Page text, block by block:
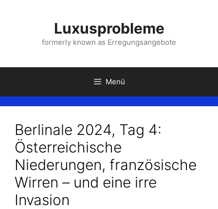
Luxusprobleme
formerly known as Erregungsangebote
Menü
Berlinale 2024, Tag 4:
Österreichische
Niederungen, französische
Wirren – und eine irre
Invasion